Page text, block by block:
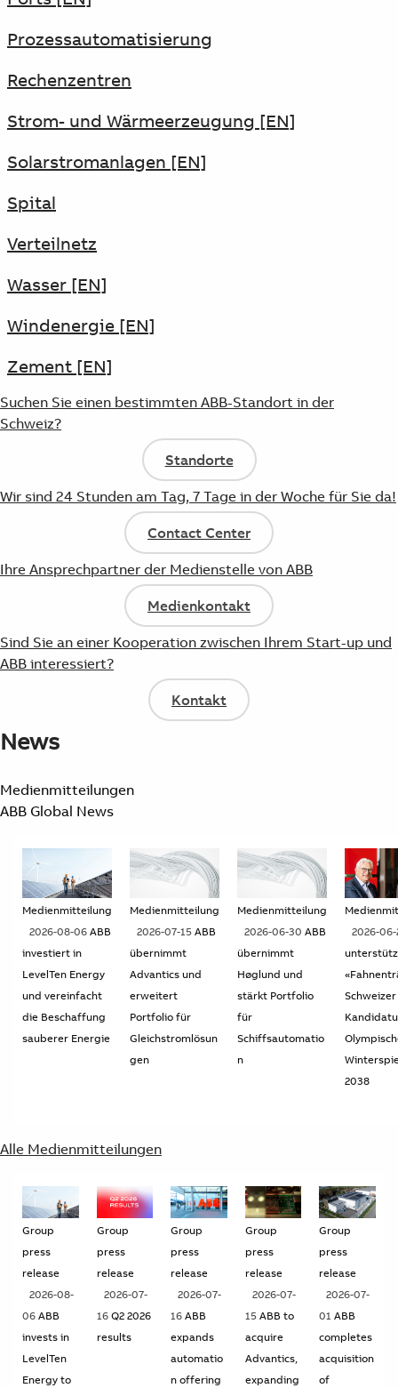
Prozessautomatisierung
Rechenzentren
Strom- und Wärmeerzeugung [EN]
Solarstromanlagen [EN]
Spital
Verteilnetz
Wasser [EN]
Windenergie [EN]
Zement [EN]
Suchen Sie einen bestimmten ABB-Standort in der
Schweiz?
Standorte
Wir sind 24 Stunden am Tag, 7 Tage in der Woche für Sie da!
Contact Center
Ihre Ansprechpartner der Medienstelle von ABB
Medienkontakt
Sind Sie an einer Kooperation zwischen Ihrem Start-up und
ABB interessiert?
Kontakt
News
Medienmitteilungen
ABB Global News
Medienmitteilung
2026-08-06 ABB
investiert in
LevelTen Energy
und vereinfacht
die Beschaffung
sauberer Energie
Medienmitteilung
2026-07-15 ABB
übernimmt
Advantics und
erweitert
Portfolio für
Gleichstromlösun
gen
Medienmitteilung
2026-06-30 ABB
übernimmt
Høglund und
stärkt Portfolio
für
Schiffsautomatio
n
2026-
Schweizer
2038
Alle Medienmitteilungen
Group
press
release
2026-08-
06 ABB
invests in
LevelTen
Energy to
Group
press
release
2026-07-
16 Q2 2026
results
Group
press
release
2026-07-
16ABB
expands
automatio
n offering
Group
press
release
2026-07-
15 ABB to
acquire
Advantics,
expanding
Group
press
release
2026-07-
01ABB
completes
acquisition
of